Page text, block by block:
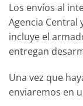
Los envíos al
Agencia Central
incluye el
entregan
Una vez que
enviaremos en